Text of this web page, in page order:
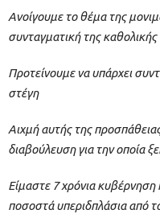
Ανοίγουμε το θέμα της
συνταγματική της
Προτείνουμε να υπάρχει
στέγη
Αιχμή αυτής της
διαβούλευση για την οποία
Είμαστε 7 χρόνια
ποσοστά υπεριδπλάσια από